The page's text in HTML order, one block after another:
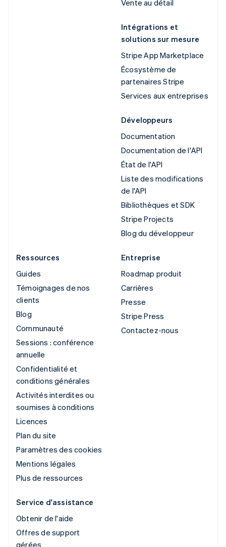
Vente au détail
Intégrations et
solutions sur mesure
Stripe App Marketplace
Écosystème de
partenaires Stripe
Services aux entreprises
Développeurs
Documentation
Documentation de l'API
État de l'API
Liste des modifications
de l'API
Bibliothèques et SDK
Stripe Projects
Blog du développeur
Ressources
Guides
Témoignages de nos
clients
Blog
Communauté
Sessions : conférence
annuelle
Confidentialité et
conditions générales
Activités interdites ou
soumises à conditions
Licences
Plan du site
Paramètres des cookies
Mentions légales
Plus de ressources
Entreprise
Roadmap produit
Carrières
Presse
Stripe Press
Contactez-nous
Service d'assistance
Obtenir de l'aide
Offres de support
gérées